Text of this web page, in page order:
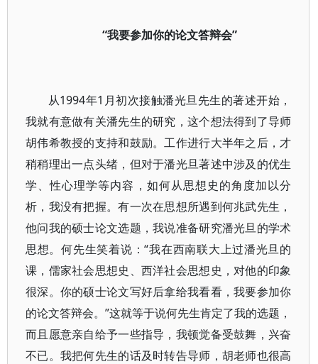
“我要参加你的论文答辩会”
从1994年1月初次接触潘光旦先生的著述开始，
我就有意做有关潘先生的研究，这个想法得到了导师
胡伟希教授的支持和鼓励。工作进行大半年之后，才
稍稍理出一点头绪，但对于潘光旦著述中涉及的优生
学、性心理学等内容，如何从思想史的角度加以分
析，我没有把握。有一次在思想所遇到何兆武先生，
他问我的硕士论文选题，我说准备研究潘光旦的学术
思想。何先生笑着说：“我在西南联大上过潘光旦的
课，儒家社会思想史、西洋社会思想史，对他的印象
很深。你的硕士论文写好后拿给我看看，我要参加你
的论文答辩会。”这就等于说何先生肯定了我的选题，
而且愿意亲自给予一些指导，我顿觉备受鼓舞，兴奋
不已。我把何先生的话及时转告导师，胡老师也很高